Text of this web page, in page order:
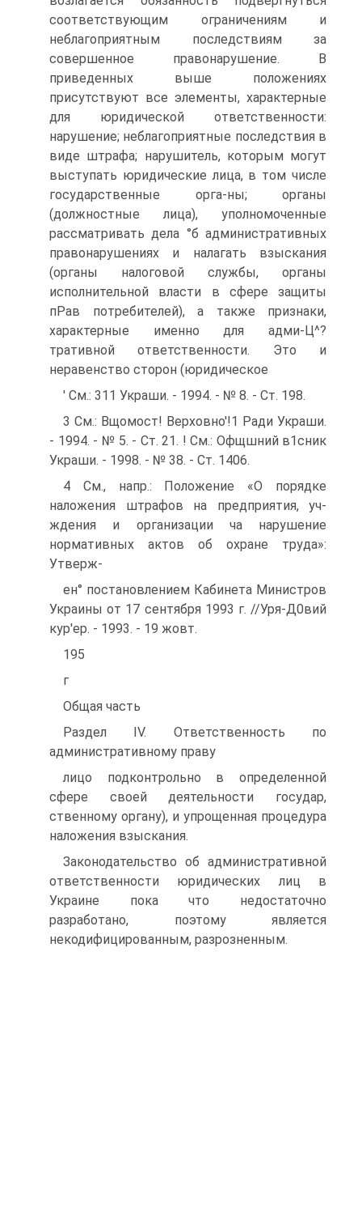
соответствующим ограничениям и
неблагоприятным последствиям за
совершенное правонарушение. В
приведенных выше положениях
присутствуют все элементы, характерные
для юридической ответственности:
нарушение; неблагоприятные последствия в
виде штрафа; нарушитель, которым могут
выступать юридические лица, в том числе
государственные орга-ны; органы
(должностные лица), уполномоченные
рассматривать дела °б административных
правонарушениях и налагать взыскания
(органы налоговой службы, органы
исполнительной власти в сфере защиты
пРав потребителей), а также признаки,
характерные именно для адми-Ц^?
тративной ответственности. Это и
неравенство сторон (юридическое
' См.: 311 Украши. - 1994. - № 8. - Ст. 198.
3 См.: Вщомост! Верховно'!1 Ради Украши.
- 1994. - № 5. - Ст. 21. ! См.: Офщшний в1сник
Украши. - 1998. - № 38. - Ст. 1406.
4 См., напр.: Положение «О порядке
наложения штрафов на предприятия, уч-
ждения и организации ча нарушение
нормативных актов об охране труда»:
Утверж-
ен° постановлением Кабинета Министров
Украины от 17 сентября 1993 г. //Уря-Д0вий
кур'ер. - 1993. - 19 жовт.
195
г
Общая часть
Раздел IV. Ответственность по
административному праву
лицо подконтрольно в определенной
сфере своей деятельности государ,
ственному органу), и упрощенная процедура
наложения взыскания.
Законодательство об административной
ответственности юридических лиц в
Украине пока что недостаточно
разработано, поэтому является
некодифицированным, разрозненным.